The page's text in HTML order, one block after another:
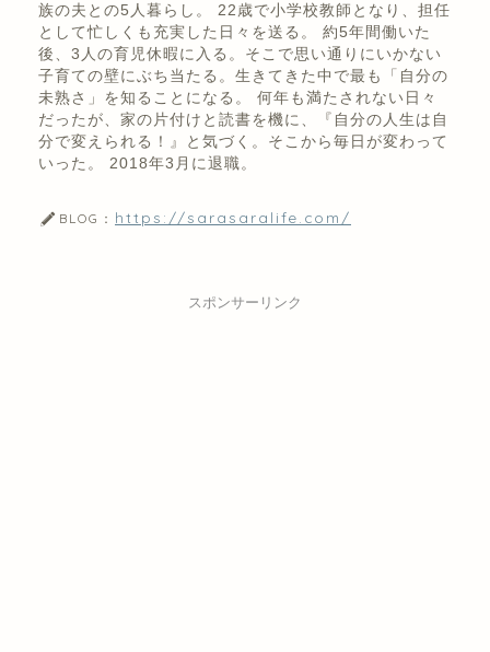
族の夫との5人暮らし。 22歳で小学校教師となり、担任
として忙しくも充実した日々を送る。 約5年間働いた
後、3人の育児休暇に入る。そこで思い通りにいかない
子育ての壁にぶち当たる。生きてきた中で最も「自分の
未熟さ」を知ることになる。 何年も満たされない日々
だったが、家の片付けと読書を機に、『自分の人生は自
分で変えられる！』と気づく。そこから毎日が変わって
いった。 2018年3月に退職。
BLOG： https://sarasaralife.com/
スポンサーリンク